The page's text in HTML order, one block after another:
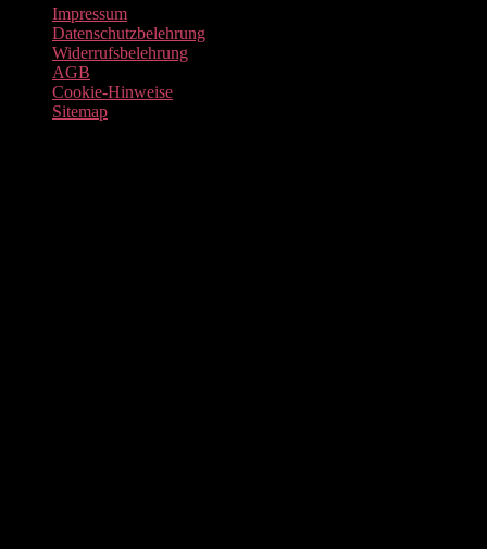
Impressum
Datenschutzbelehrung
Widerrufsbelehrung
AGB
Cookie-Hinweise
Sitemap